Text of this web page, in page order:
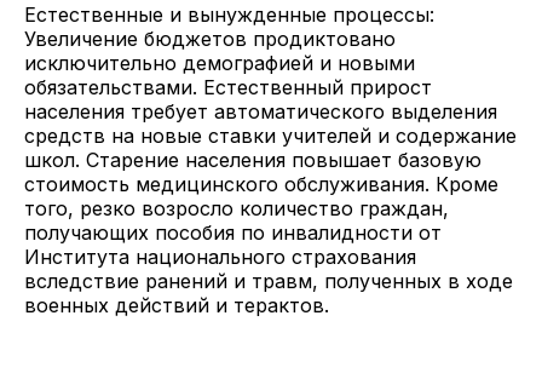
Естественные и вынужденные процессы:
Увеличение бюджетов продиктовано
исключительно демографией и новыми
обязательствами. Естественный прирост
населения требует автоматического выделения
средств на новые ставки учителей и содержание
школ. Старение населения повышает базовую
стоимость медицинского обслуживания. Кроме
того, резко возросло количество граждан,
получающих пособия по инвалидности от
Института национального страхования
вследствие ранений и травм, полученных в ходе
военных действий и терактов.